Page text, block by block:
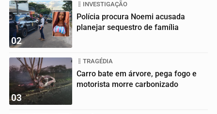
02
INVESTIGAÇÃO
Polícia procura Noemi acusada
planejar sequestro de família
03
TRAGÉDIA
Carro bate em árvore, pega fogo e
motorista morre carbonizado